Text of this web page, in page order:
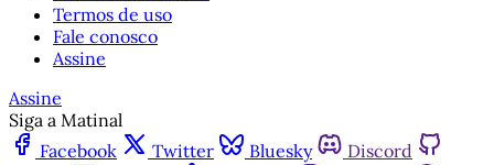
Termos de uso
Fale conosco
Assine
Assine
Siga a Matinal
Facebook
Twitter Bluesky
Discord